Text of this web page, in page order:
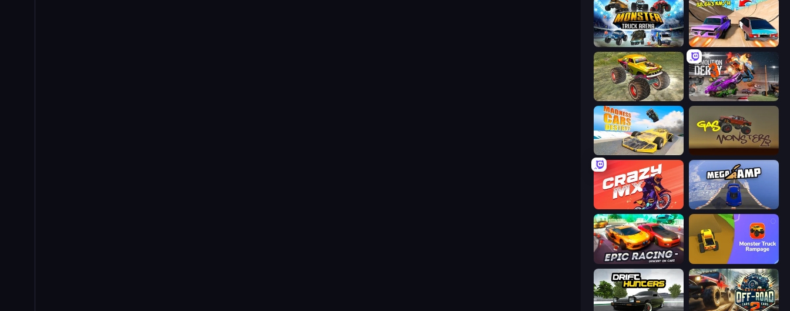
Monster Truck Arena Turbo Cars: Pipe Stunts
Real Simulator: Monster Truck Demolition Derby 3
Madness Cars Destroy
Crazy MX Mega Ramp Car Stunt
Epic Racing - Descent on Cars Monster Truck Rampage